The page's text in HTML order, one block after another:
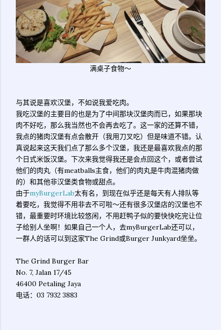
满桌子食物～
与其说是喜欢汉堡，不如说我爱吃肉。
我吃汉堡的主要目的也是为了中间那块汉堡肉而已，如果那块
肉不好吃，那么我当然也不会再去吃了。这一家的还算不错，
我点的猪肉汉堡有点会散开（我用刀叉吃）但是味道不错。认
真说起来这天我们点了那么多个汉堡，我还是最喜欢我点的那
个日式米饭汉堡。下次来我觉得我还是会点回这个，或者尝试
他们的肉丸（有meatballs主食，他们的肉丸是牛肉混猪肉做
的）和其他非汉堡类食物或甜点。
由于myBurgerLab太有名，到现在似乎还是每天有人排队等
着要吃，我觉得不用非去不可啦～还有很多汉堡店的汉堡也不
错，最重要时环境比较悠闲，不用赶鸭子似的要快快吃完让位
子给别人坐啊！如果自己一个人，去myBurgerLab还可以，
一群人的话可以到这家The Grind或Burger Junkyard坐坐。
The Grind Burger Bar
No. 7, Jalan 17/45
46400 Petaling Jaya
电话：03 7932 3883